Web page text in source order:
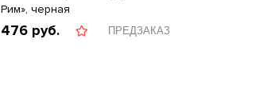
Рим», черная
476 руб. ПРЕДЗАКАЗ